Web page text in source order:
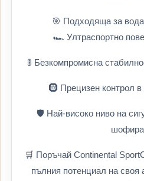
🎯 Подходяща за
🏎️ Ултраспортно
🚦 Безкомпромисна
🛞 Прецизен контрол
🛡️ Най-високо ниво на
🛒 Поръчай Continental
пълния потенциал на своя